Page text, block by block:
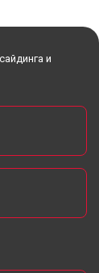
и